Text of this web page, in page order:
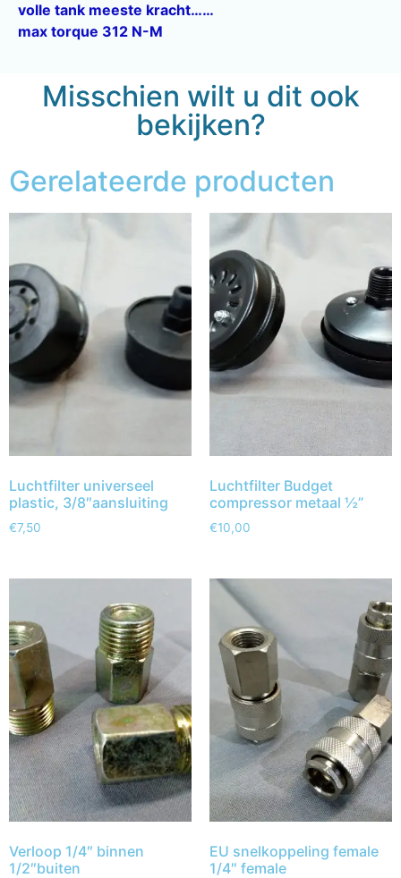
volle tank meeste kracht……
max torque 312 N-M
Misschien wilt u dit ook
bekijken?
Gerelateerde producten
Luchtfilter universeel
plastic, 3/8″aansluiting
€7,50
Luchtfilter Budget
compressor metaal ½”
€10,00
Verloop 1/4″ binnen
1/2″buiten
EU snelkoppeling female
1/4″ female